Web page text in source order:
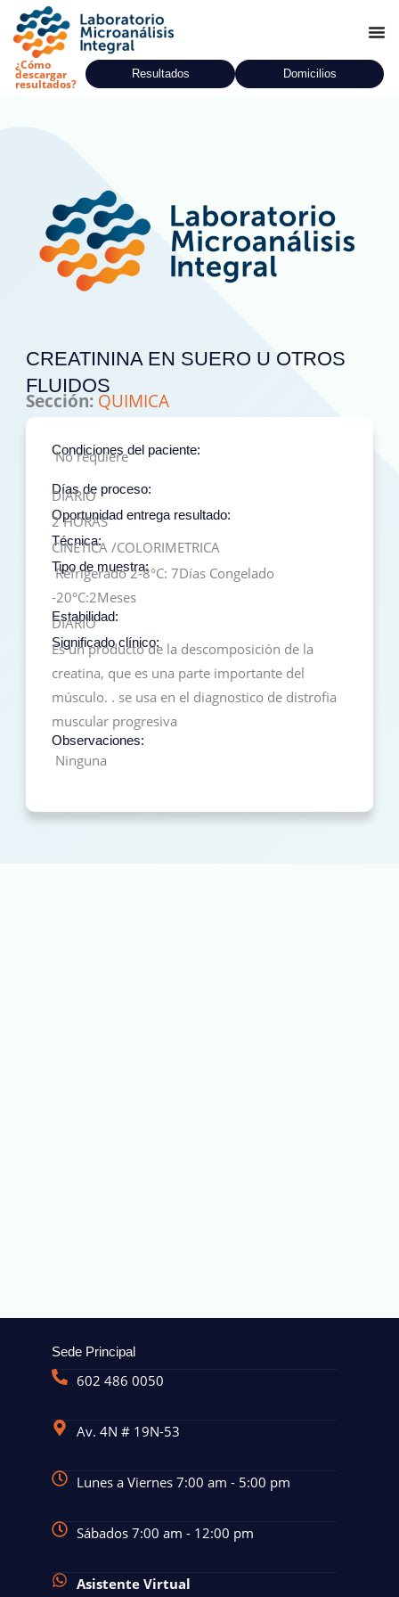
contenido
¿Cómo
descargar
resultados?
Resultados Domicilios
CREATININA EN SUERO U OTROS
FLUIDOS
Sección: QUIMICA
Condiciones del paciente:
No requiere
Días de proceso:
DIARIO
Oportunidad entrega resultado:
2 HORAS
Técnica:
CINETICA /COLORIMETRICA
Tipo de muestra:
Refrigerado 2-8°C: 7Días Congelado
-20°C:2Meses
Estabilidad:
DIARIO
Significado clínico:
Es un producto de la descomposición de la
creatina, que es una parte importante del
músculo. . se usa en el diagnostico de distrofia
muscular progresiva
Observaciones:
Ninguna
Sede Principal
602 486 0050
Av. 4N # 19N-53
Lunes a Viernes 7:00 am - 5:00 pm
Sábados 7:00 am - 12:00 pm
Asistente Virtual